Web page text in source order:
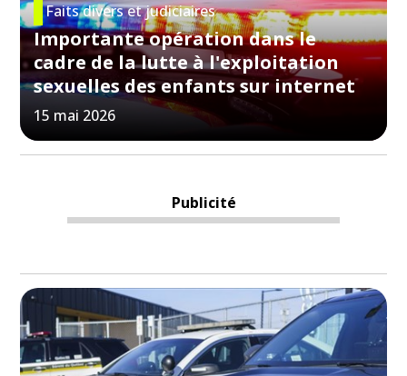
Faits divers et judiciaires
Importante opération dans le
cadre de la lutte à l'exploitation
sexuelles des enfants sur internet
15 mai 2026
Publicité